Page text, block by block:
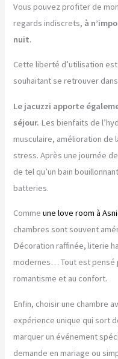
Vous pouvez profiter de
regards indiscrets, à
nuit.
Cette liberté d’utilisation
souhaitant se retrouver
Le jacuzzi apporte
séjour. Les bienfaits de
musculaire, amélioration de
stress. Après une journée
de tel qu’un bain
batteries.
Comme une love room à
chambres sont souvent
Décoration raffinée, literie
modernes… Tout est pensé
romantisme et au confort.
Enfin, choisir une chambre
expérience unique qui sort
marquer un événement
demande en mariage ou